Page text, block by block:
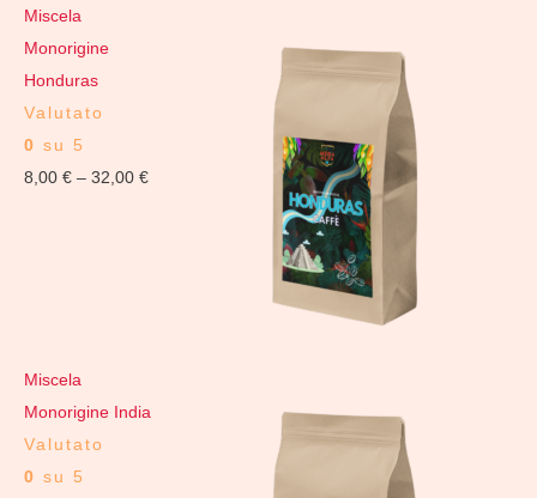
Miscela
Monorigine
Honduras
Valutato
0 su 5
8,00 € – 32,00 €
Miscela
Monorigine India
Valutato
0 su 5